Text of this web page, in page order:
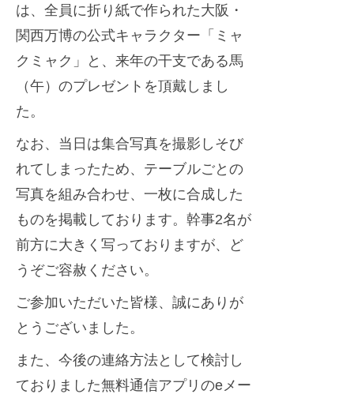
は、全員に折り紙で作られた大阪・
関西万博の公式キャラクター「ミャ
クミャク」と、来年の干支である馬
（午）のプレゼントを頂戴しまし
た。
なお、当日は集合写真を撮影しそび
れてしまったため、テーブルごとの
写真を組み合わせ、一枚に合成した
ものを掲載しております。幹事2名が
前方に大きく写っておりますが、ど
うぞご容赦ください。
ご参加いただいた皆様、誠にありが
とうございました。
また、今後の連絡方法として検討し
ておりました無料通信アプリのeメー